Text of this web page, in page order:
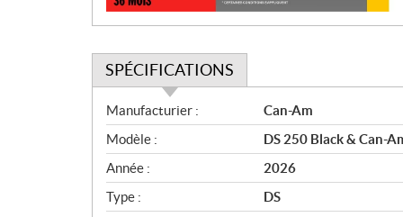
SPÉCIFICATIONS
S
p
é
c
i
f
Manufacturier :
Can-Am
Modèle :
DS 250 Black & Can-
Année :
2026
Type :
DS